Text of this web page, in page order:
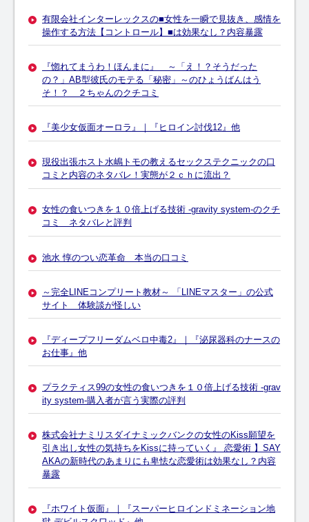
有限会社インターレックスの■女性を一瞬で見抜き、感情を
操作する方法【コントロール】■は効果なし？内容暴露
『惚れてまうわ！ほんまに』 ～「え！？そうだった
の？」AB型彼氏のモテる「秘密」～のひょうばんはう
そ！？ ２ちゃんのクチコミ
『美少女仮面オーロラ』｜『ヒロイン討伐12』他
現役出張ホスト水嶋トモの教えるセックステクニックの口
コミと内容のネタバレ！実態が２ｃｈに流出？
女性の食いつきを１０倍上げる技術 -gravity system-のクチ
コミ ネタバレと評判
池水 惇のつい恋革命 本当の口コミ
～完全LINEコンプリート教材～ 「LINEマスター」の公式
サイト 体験談が怪しい
『ディープフリーダムベロ中毒2』｜『泌尿器科のナースの
お仕事』他
プラクティス99の女性の食いつきを１０倍上げる技術 -grav
ity system-購入者が言う実際の評判
株式会社ナミリスダイナミックバンクの女性のKiss願望を
引き出し女性の気持ちをKissに持っていく』 恋愛術 】SAY
AKAの新時代のあまりにも卑怯な恋愛術は効果なし？内容
暴露
『ホワイト仮面』｜『スーパーヒロインドミネーション地